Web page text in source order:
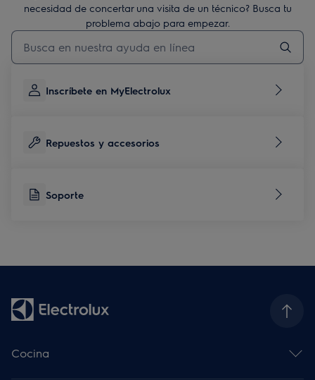
necesidad de concertar una visita de un técnico? Busca tu
problema abajo para empezar.
Escribe para buscar un artículo de soporte
Inscríbete en MyElectrolux
Repuestos y accesorios
Soporte
Cocina